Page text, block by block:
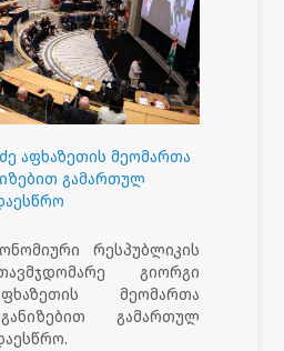
აფხაზეთის მეომართა
გამართულ
რესპუბლიკის
გიორგი
მეომართა
გამართულ